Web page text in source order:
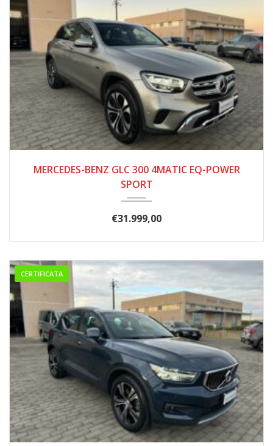
MERCEDES-BENZ GLC 300 4MATIC EQ-POWER
SPORT
€31.999,00
CERTIFICATA